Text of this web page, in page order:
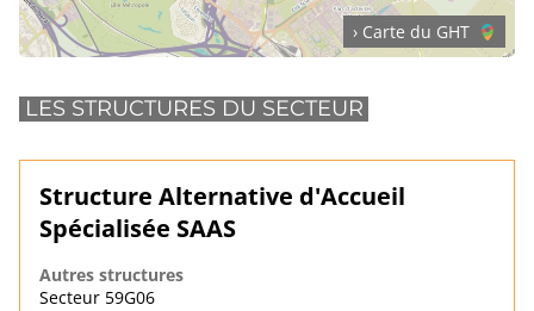
› Carte du GHT
LES STRUCTURES DU SECTEUR
Structure Alternative d'Accueil
Spécialisée SAAS
Autres structures
Secteur 59G06